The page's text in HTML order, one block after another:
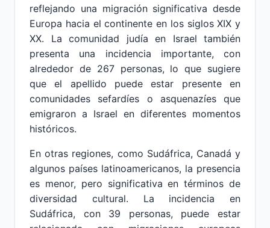
reflejando una migración significativa desde
Europa hacia el continente en los siglos XIX y
XX. La comunidad judía en Israel también
presenta una incidencia importante, con
alrededor de 267 personas, lo que sugiere
que el apellido puede estar presente en
comunidades sefardíes o asquenazíes que
emigraron a Israel en diferentes momentos
históricos.
En otras regiones, como Sudáfrica, Canadá y
algunos países latinoamericanos, la presencia
es menor, pero significativa en términos de
diversidad cultural. La incidencia en
Sudáfrica, con 39 personas, puede estar